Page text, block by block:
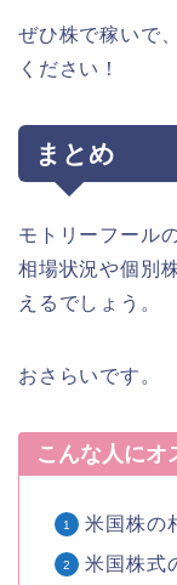
ぜひ株で稼いで
ください！
まとめ
モトリーフール
相場状況や個別
えるでしょう。
おさらいです。
こんな人にオ
米国株の
米国株式